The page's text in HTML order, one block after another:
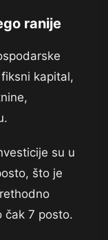
ranije
kapital,
su u
što je
čak 7 posto.